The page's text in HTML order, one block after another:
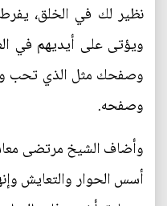
نظير لك في الخلق،
ويؤتى على أيديهم في
وصفحك مثل الذي تحب
وصفحه.
وأضاف الشيخ مرتضى
أسس الحوار والتعايش